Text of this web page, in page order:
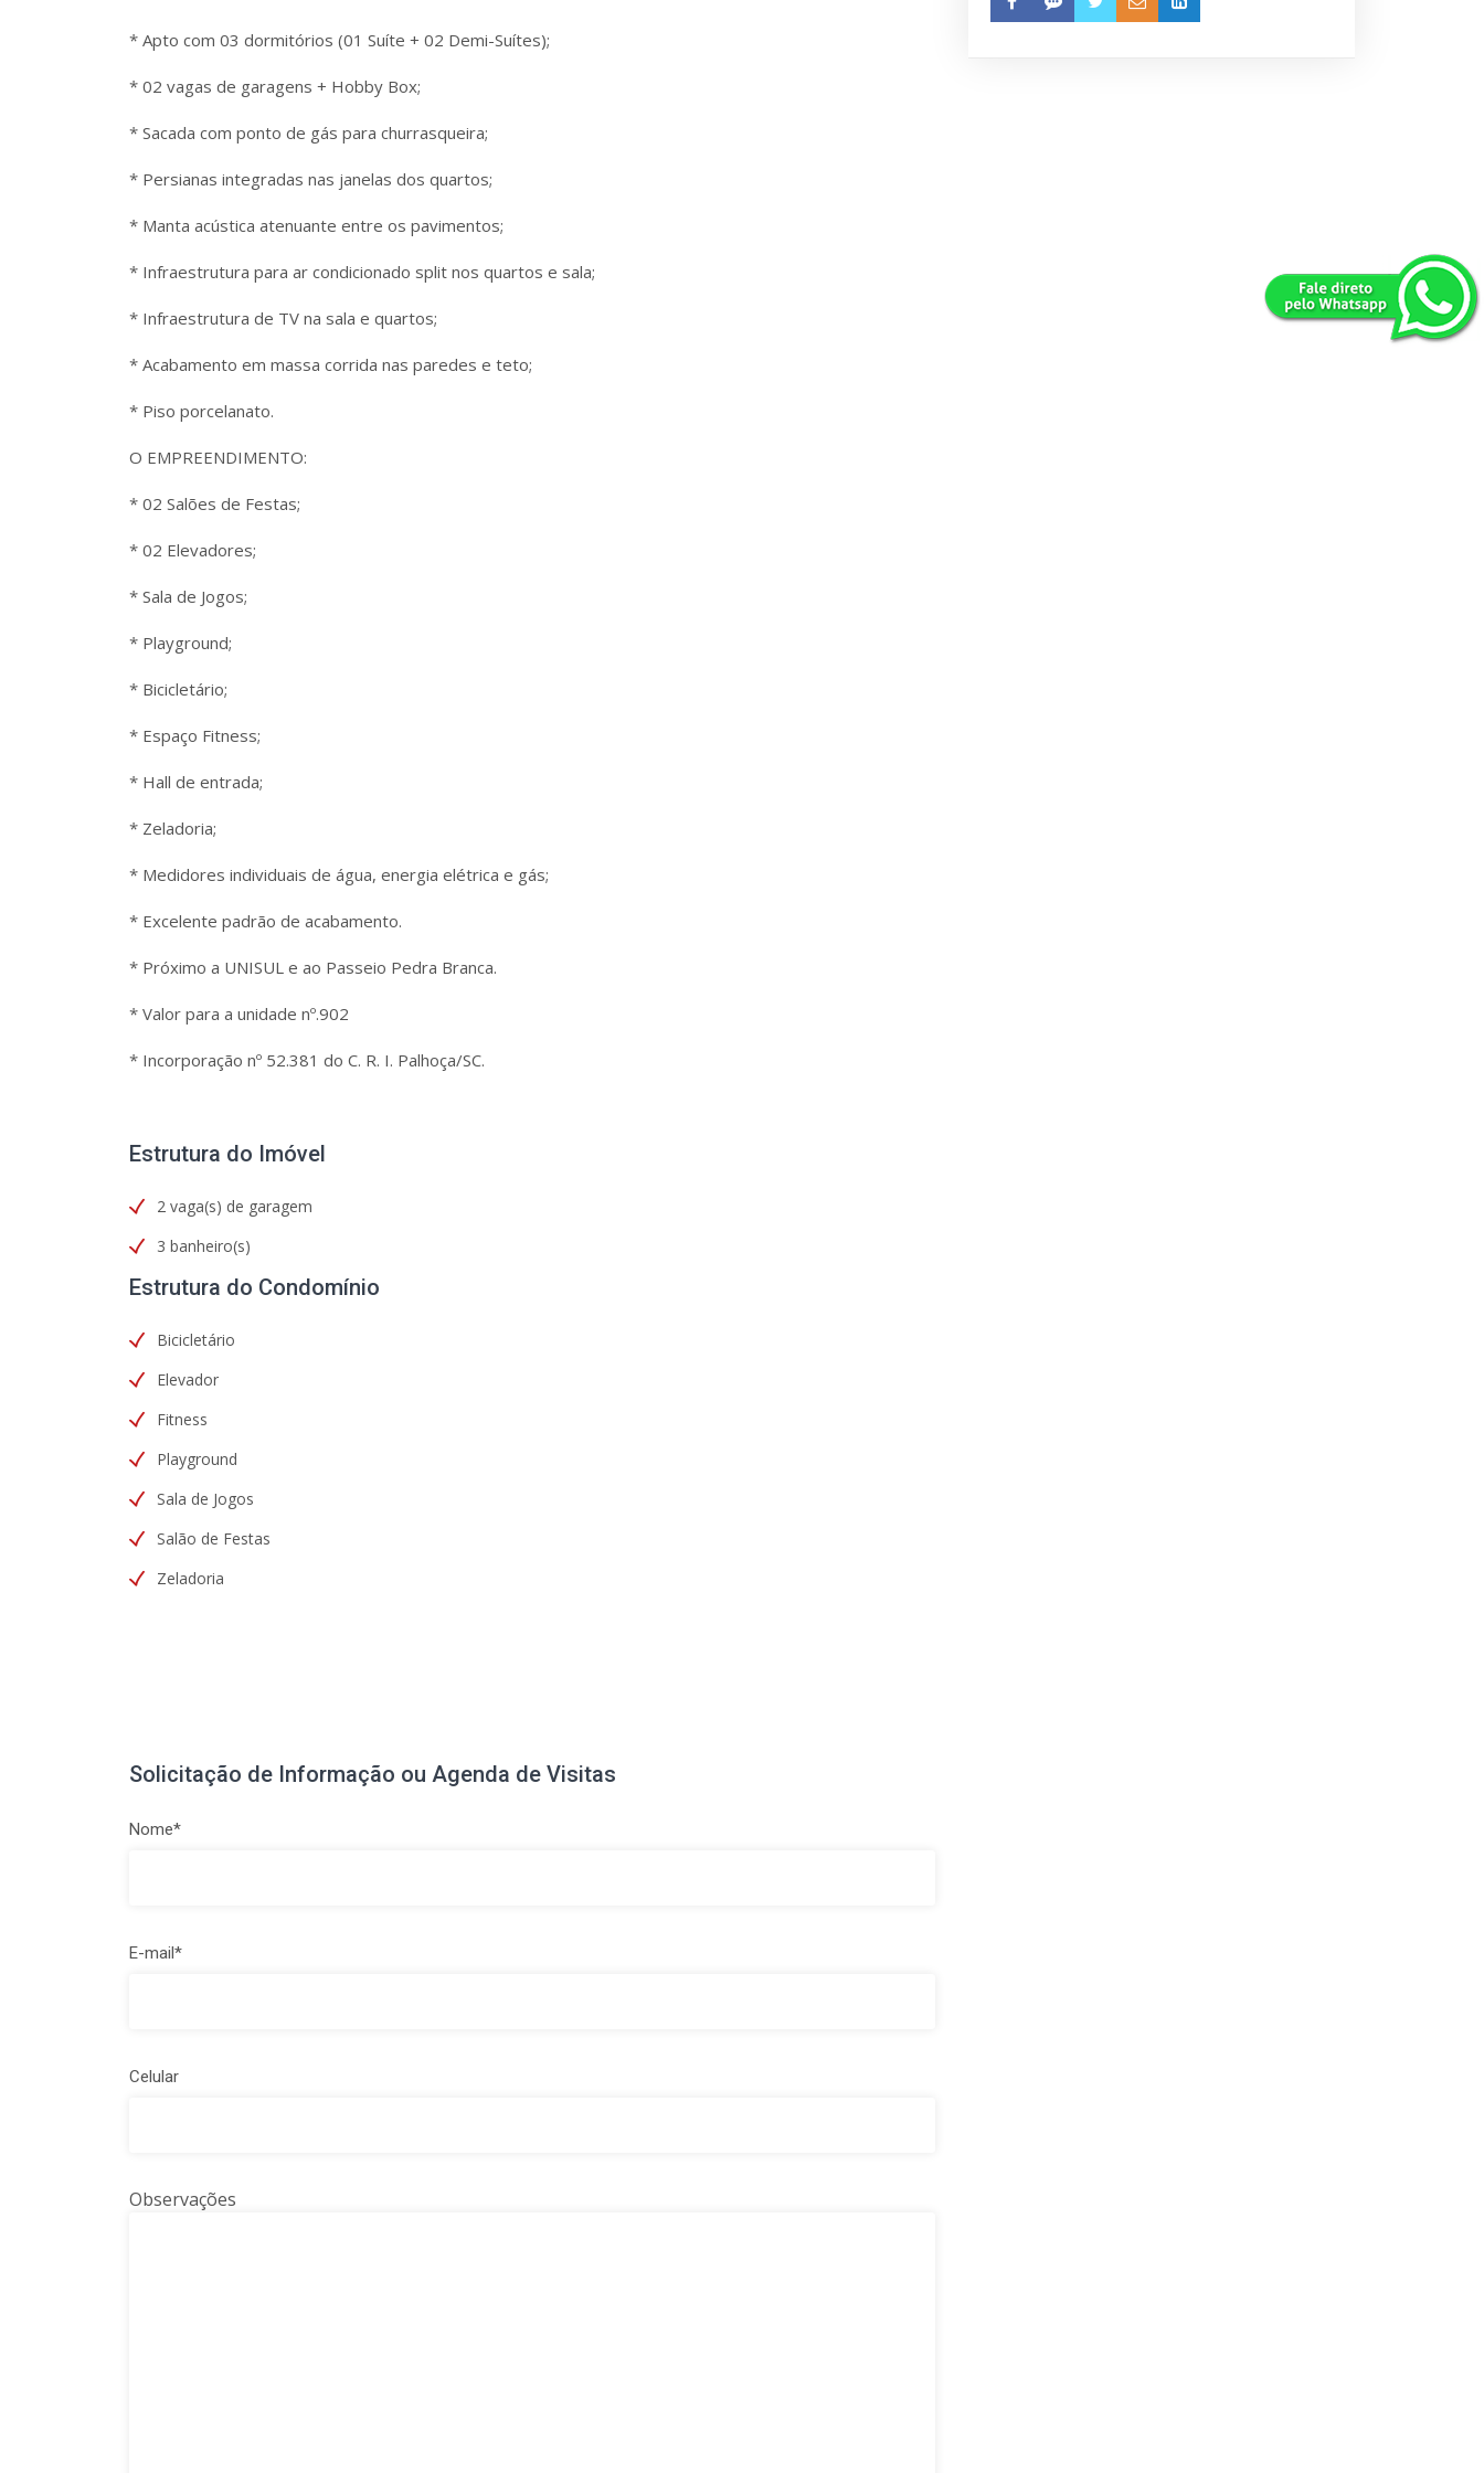
* Apto com 03 dormitórios (01 Suíte + 02 Demi-Suítes);
* 02 vagas de garagens + Hobby Box;
* Sacada com ponto de gás para churrasqueira;
* Persianas integradas nas janelas dos quartos;
* Manta acústica atenuante entre os pavimentos;
* Infraestrutura para ar condicionado split nos quartos e sala;
* Infraestrutura de TV na sala e quartos;
* Acabamento em massa corrida nas paredes e teto;
* Piso porcelanato.
O EMPREENDIMENTO:
* 02 Salões de Festas;
* 02 Elevadores;
* Sala de Jogos;
* Playground;
* Bicicletário;
* Espaço Fitness;
* Hall de entrada;
* Zeladoria;
* Medidores individuais de água, energia elétrica e gás;
* Excelente padrão de acabamento.
* Próximo a UNISUL e ao Passeio Pedra Branca.
* Valor para a unidade nº.902
* Incorporação nº 52.381 do C. R. I. Palhoça/SC.
Estrutura do Imóvel
2 vaga(s) de garagem
3 banheiro(s)
Estrutura do Condomínio
Bicicletário
Elevador
Fitness
Playground
Sala de Jogos
Salão de Festas
Zeladoria
Solicitação de Informação ou Agenda de Visitas
Nome*
E-mail*
Celular
Observações